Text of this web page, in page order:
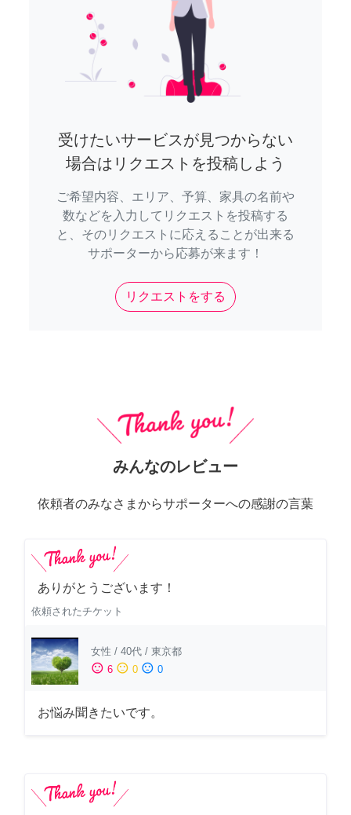
受けたいサービスが見つからない
場合はリクエストを投稿しよう
ご希望内容、エリア、予算、家具の名前や
数などを入力してリクエストを投稿する
と、そのリクエストに応えることが出来る
サポーターから応募が来ます！
リクエストをする
みんなのレビュー
依頼者のみなさまからサポーターへの感謝の言葉
ありがとうございます！
依頼されたチケット
女性 / 40代 / 東京都
sentiment_satisfied 6 sentiment_neutral 0 sentiment_dissatisfied 0
お悩み聞きたいです。